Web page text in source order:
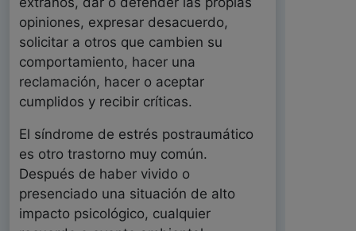
opiniones, expresar desacuerdo,
solicitar a otros que cambien su
comportamiento, hacer una
reclamación, hacer o aceptar
cumplidos y recibir críticas.
El síndrome de estrés postraumático
es otro trastorno muy común.
Después de haber vivido o
presenciado una situación de alto
impacto psicológico, cualquier